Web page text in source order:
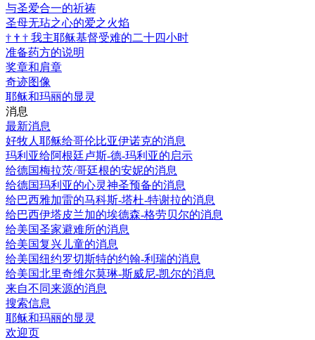
与圣爱合一的祈祷
圣母无玷之心的爱之火焰
† † † 我主耶稣基督受难的二十四小时
准备药方的说明
奖章和肩章
奇迹图像
耶稣和玛丽的显灵
消息
最新消息
好牧人耶稣给哥伦比亚伊诺克的消息
玛利亚给阿根廷卢斯-德-玛利亚的启示
给德国梅拉茨/哥廷根的安妮的消息
给德国玛利亚的心灵神圣预备的消息
给巴西雅加雷的马科斯-塔杜-特谢拉的消息
给巴西伊塔皮兰加的埃德森-格劳贝尔的消息
给美国圣家避难所的消息
给美国复兴儿童的消息
给美国纽约罗切斯特的约翰-利瑞的消息
给美国北里奇维尔莫琳-斯威尼-凯尔的消息
来自不同来源的消息
搜索信息
耶稣和玛丽的显灵
欢迎页